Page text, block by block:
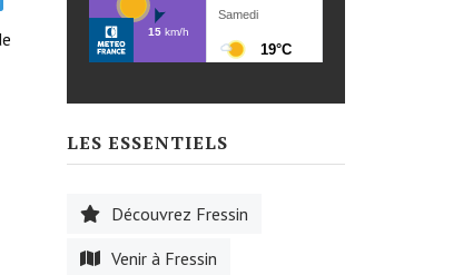
LES ESSENTIELS
Découvrez Fressin
Venir à Fressin